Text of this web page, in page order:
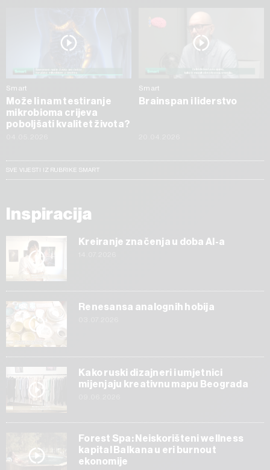
Smart
Može li nam testiranje
mikrobioma crijeva
poboljšati kvalitet života?
Smart
Brainspan i liderstvo
SVE VIJESTI IZ RUBRIKE SMART
Inspiracija
Kreiranje značenja u doba AI-a
Renesansa analognih hobija
Kako ruski dizajneri i umjetnici
mijenjaju kreativnu mapu Beograda
Forest Spa: Neiskorišteni wellness
kapital Balkana u eri burnout
ekonomije